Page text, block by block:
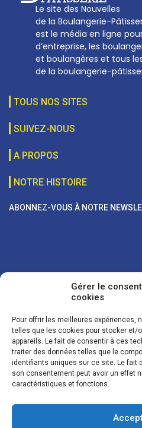
Gérer le
cookies
Pour offrir les meilleures expériences,
telles que les cookies pour stocker et/
appareils. Le fait de consentir à ces
traiter des données telles que le
identifiants uniques sur ce site. Le fait
son consentement peut avoir un effet
caractéristiques et fonctions.
Le site des Nouvelles
de la Boulangerie-
est le média en ligne
d’entreprise, les
et boulangères et tous
de la boulangerie-
TOUS NOS SITES
SUIVEZ-NOUS
A PROPOS
NOTRE HISTOIRE
ABONNEZ-VOUS À NOTRE
Vos coordonnées sont uniquement
lettres d'information sur nos
utiliser le lien de désinscription
© LES NOUVELLES DE LA